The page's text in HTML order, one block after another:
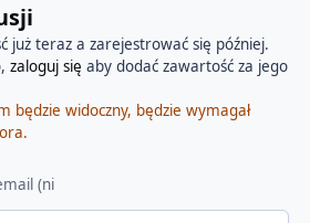
już teraz a zarejestrować się później.
zaloguj się aby dodać zawartość za jego
będzie widoczny, będzie wymagał